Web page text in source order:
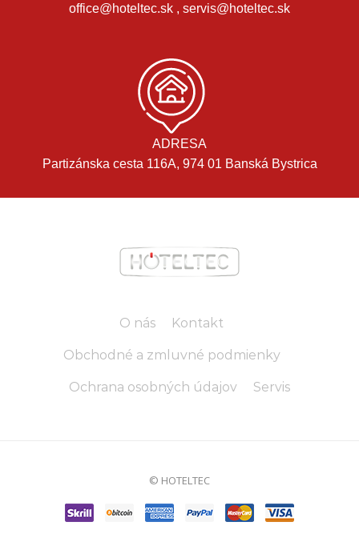
office@hoteltec.sk , servis@hoteltec.sk
ADRESA
Partizánska cesta 116A, 974 01 Banská Bystrica
O nás Kontakt
Obchodné a zmluvné podmienky
Ochrana osobných údajov Servis
© HOTELTEC